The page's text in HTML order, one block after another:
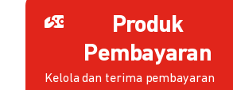
Produk
Pembayaran
Kelola dan terima pembayaran